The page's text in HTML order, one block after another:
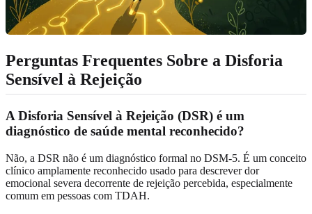
Perguntas Frequentes Sobre a Disforia
Sensível à Rejeição
A Disforia Sensível à Rejeição (DSR) é um
diagnóstico de saúde mental reconhecido?
Não, a DSR não é um diagnóstico formal no DSM-5. É um conceito
clínico amplamente reconhecido usado para descrever dor
emocional severa decorrente de rejeição percebida, especialmente
comum em pessoas com TDAH.